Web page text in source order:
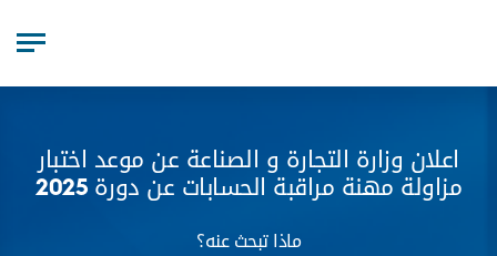
اعلان وزارة التجارة و الصناعة عن موعد اختبار
مزاولة مهنة مراقبة الحسابات عن دورة 2025
ماذا تبحث عنه؟